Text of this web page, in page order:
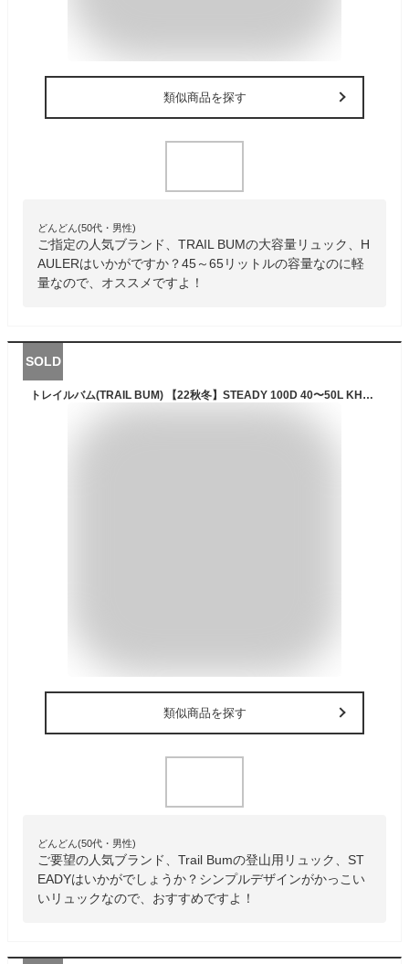
類似商品を探す
どんどん(50代・男性)
ご指定の人気ブランド、TRAIL BUMの大容量リュック、H
AULERはいかがですか？45～65リットルの容量なのに軽
量なので、オススメですよ！
SOLD
トレイルバム(TRAIL BUM) 【22秋冬】STEADY 100D 40〜50L KHAKI 80016
類似商品を探す
どんどん(50代・男性)
ご要望の人気ブランド、Trail Bumの登山用リュック、ST
EADYはいかがでしょうか？シンプルデザインがかっこい
いリュックなので、おすすめですよ！